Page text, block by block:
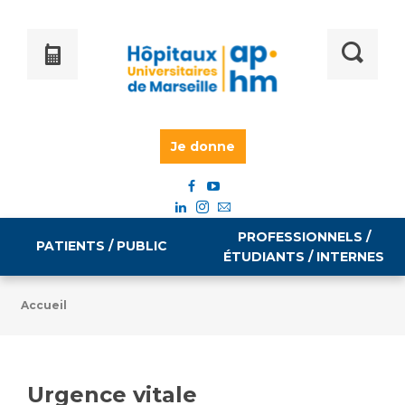
Je donne
PATIENTS / PUBLIC
PROFESSIONNELS /
ÉTUDIANTS / INTERNES
Emploi / formation
Accueil
Urgence vitale